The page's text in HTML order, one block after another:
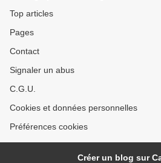
Top articles
Pages
Contact
Signaler un abus
C.G.U.
Cookies et données personnelles
Préférences cookies
Créer un blog sur